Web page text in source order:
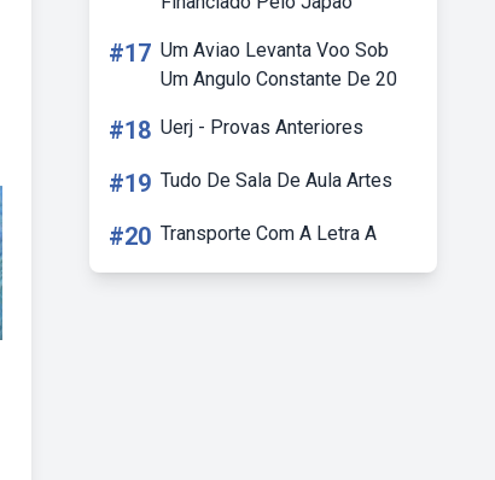
#17 Um Aviao Levanta Voo Sob
Um Angulo Constante De 20
#18 Uerj - Provas Anteriores
#19 Tudo De Sala De Aula Artes
#20 Transporte Com A Letra A